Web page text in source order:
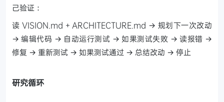
己验证：
读 VISION.md + ARCHITECTURE.md → 规划下一次改动
→ 编辑代码 → 自动运行测试 → 如果测试失败 → 读报错 →
修复 → 重新测试 → 如果测试通过 → 总结改动 → 停止
研究循环